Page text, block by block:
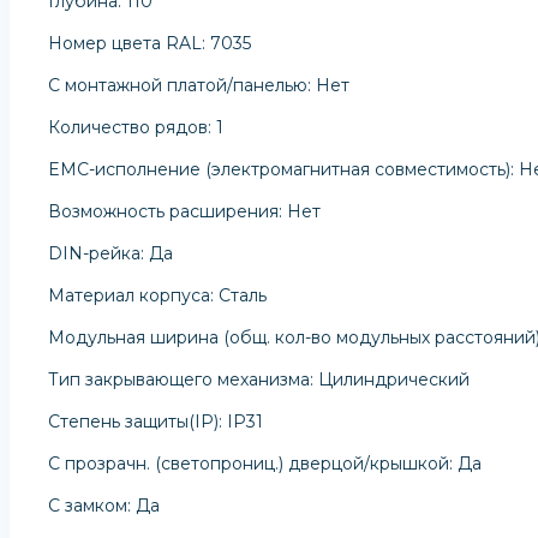
Номер цвета RAL: 7035
С монтажной платой/панелью: Нет
Количество рядов: 1
EMC-исполнение (электромагнитная совместимость):
Возможность расширения: Нет
DIN-рейка: Да
Материал корпуса: Сталь
Модульная ширина (общ. кол-во модульных
Тип закрывающего механизма: Цилиндрический
Степень защиты(IP): IP31
С прозрачн. (светопрониц.) дверцой/крышкой: Да
С замком: Да